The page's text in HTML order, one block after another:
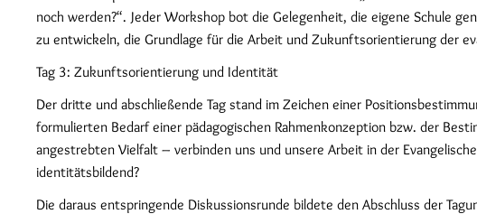
noch werden?“. Jeder Workshop bot die Gelegenheit, die eigene Schule
zu entwickeln, die Grundlage für die Arbeit und Zukunftsorientierung der
Tag 3: Zukunftsorientierung und Identität
Der dritte und abschließende Tag stand im Zeichen einer
formulierten Bedarf einer pädagogischen Rahmenkonzeption bzw. der
angestrebten Vielfalt – verbinden uns und unsere Arbeit in der
identitätsbildend?
Die daraus entspringende Diskussionsrunde bildete den Abschluss der